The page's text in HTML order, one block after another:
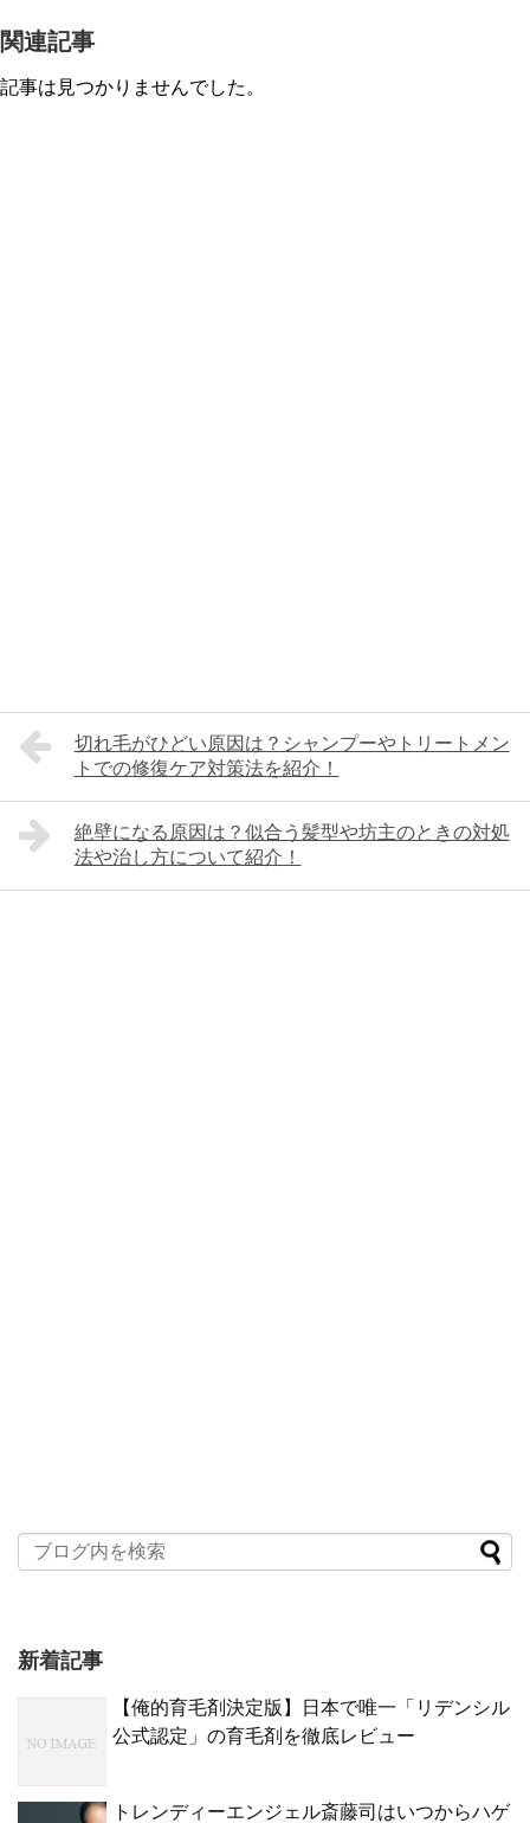
関連記事
記事は見つかりませんでした。
切れ毛がひどい原因は？シャンプーやトリートメン
トでの修復ケア対策法を紹介！
絶壁になる原因は？似合う髪型や坊主のときの対処
法や治し方について紹介！
新着記事
【俺的育毛剤決定版】日本で唯一「リデンシル
公式認定」の育毛剤を徹底レビュー
トレンディーエンジェル斎藤司はいつからハゲ